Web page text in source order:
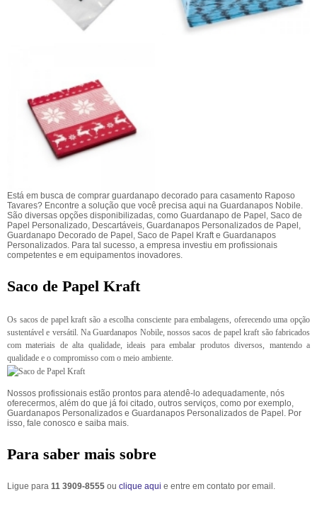
Está em busca de comprar guardanapo decorado para casamento Raposo
Tavares? Encontre a solução que você precisa aqui na Guardanapos Nobile.
São diversas opções disponibilizadas, como Guardanapo de Papel, Saco de
Papel Personalizado, Descartáveis, Guardanapos Personalizados de Papel,
Guardanapo Decorado de Papel, Saco de Papel Kraft e Guardanapos
Personalizados. Para tal sucesso, a empresa investiu em profissionais
competentes e em equipamentos inovadores.
Saco de Papel Kraft
Os sacos de papel kraft são a escolha consciente para embalagens, oferecendo uma opção
sustentável e versátil. Na Guardanapos Nobile, nossos sacos de papel kraft são fabricados
com materiais de alta qualidade, ideais para embalar produtos diversos, mantendo a
qualidade e o compromisso com o meio ambiente.
Nossos profissionais estão prontos para atendê-lo adequadamente, nós
oferecermos, além do que já foi citado, outros serviços, como por exemplo,
Guardanapos Personalizados e Guardanapos Personalizados de Papel. Por
isso, fale conosco e saiba mais.
Para saber mais sobre
Ligue para 11 3909-8555 ou clique aqui e entre em contato por email.